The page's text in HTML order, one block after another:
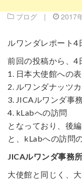
ブログ | 2017
ルワンダレポート4
前回の投稿から、4
1. 日本大使館への
2. ルワンダナッツ
3. JICAルワンダ事
4. kLabへの訪問
となっており、後
と、kLabへの訪問
JICAルワンダ事務
大使館と同じく、